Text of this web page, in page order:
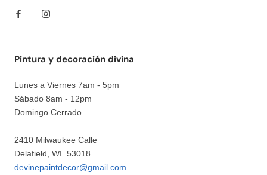
Pintura y decoración divina
Lunes a Viernes 7am - 5pm
Sábado 8am - 12pm
Domingo Cerrado
2410 Milwaukee Calle
Delafield, WI. 53018
devinepaintdecor@gmail.com